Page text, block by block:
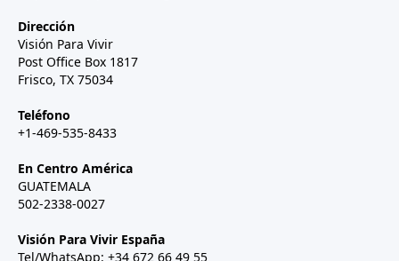
Dirección
Visión Para Vivir
Post Office Box 1817
Frisco, TX 75034
Teléfono
+1-469-535-8433
En Centro América
GUATEMALA
502-2338-0027
Visión Para Vivir España
Tel/WhatsApp: +34 672 66 49 55